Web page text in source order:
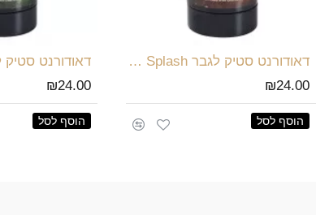
דאודורנט סטיק לגבר Golden Splash
₪24.00
הוסף לסל
₪24.00
הוסף לסל